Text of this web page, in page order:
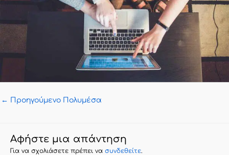
← Προηγούμενο Πολυμέσα
Αφήστε μια απάντηση
Για να σχολιάσετε πρέπει να συνδεθείτε.